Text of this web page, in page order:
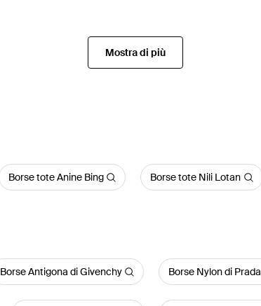
Mostra di più
Borse tote Anine Bing Borse tote Nili Lotan
Borse Antigona di Givenchy Borse Nylon di Prada